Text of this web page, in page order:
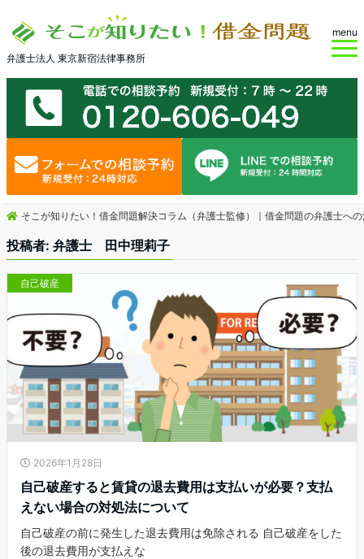
弁護士法人 東京新宿法律事務所
menu
そこが知りたい！借金問題解決コラム（弁護士監修）｜借金問題の弁護士へ
投稿者: 弁護士 田中理莉子
自己破産
2026年1月28日
自己破産すると賃貸の退去費用は支払いが必要？支払
えない場合の対処法について
自己破産の前に発生した退去費用は免除される 自己破産をした
後の退去費用が支払えな